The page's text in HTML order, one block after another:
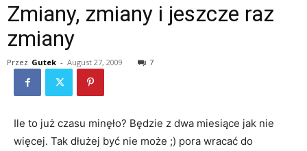
Zmiany, zmiany i jeszcze raz
zmiany
Przez Gutek - August 27, 2009 7
Ile to już czasu minęło? Będzie z dwa miesiące jak nie
więcej. Tak dłużej być nie może ;) pora wracać do